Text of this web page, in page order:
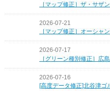
［マップ修正］ザ・サザ
2026-07-21
［マップ修正］オーシャ
2026-07-17
［グリーン種別修正］広
2026-07-16
[高度データ修正]北谷津ゴ